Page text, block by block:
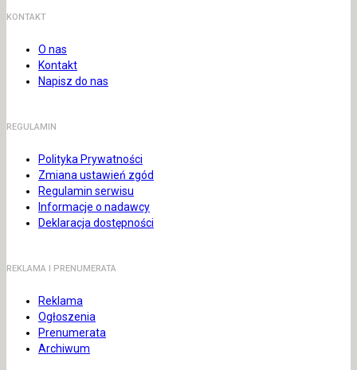
KONTAKT
O nas
Kontakt
Napisz do nas
REGULAMIN
Polityka Prywatności
Zmiana ustawień zgód
Regulamin serwisu
Informacje o nadawcy
Deklaracja dostępności
REKLAMA I PRENUMERATA
Reklama
Ogłoszenia
Prenumerata
Archiwum